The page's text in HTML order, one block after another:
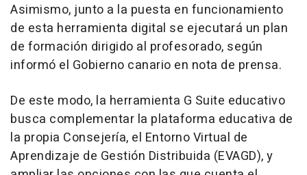
Asimismo, junto a la puesta en funcionamiento
de esta herramienta digital se ejecutará un plan
de formación dirigido al profesorado, según
informó el Gobierno canario en nota de prensa.
De este modo, la herramienta G Suite educativo
busca complementar la plataforma educativa de
la propia Consejería, el Entorno Virtual de
Aprendizaje de Gestión Distribuida (EVAGD), y